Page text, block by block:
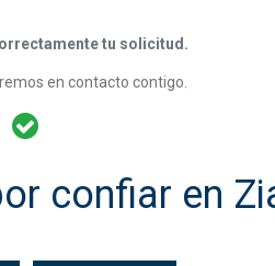
tu solicitud.
en contacto contigo.
confiar en